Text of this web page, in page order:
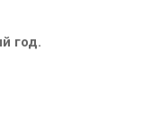
год.